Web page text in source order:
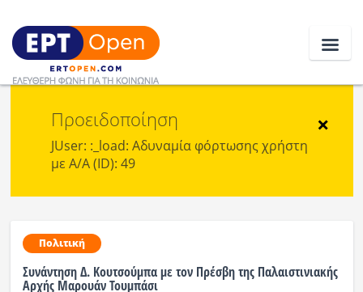
Ειδήσεις
Ελλάδα
Πολιτική
Οικονομία
×
Προειδοποίηση
JUser: :_load: Αδυναμία φόρτωσης χρήστη
με Α/Α (ID): 49
Πολιτική
Συνάντηση Δ. Κουτσούμπα με τον Πρέσβη της Παλαιστινιακής
Αρχής Μαρουάν Τουμπάσι